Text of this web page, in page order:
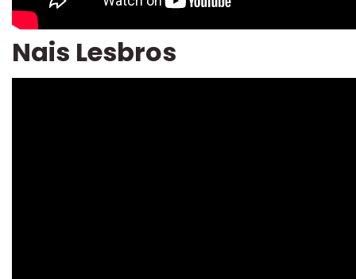
Nais Lesbros